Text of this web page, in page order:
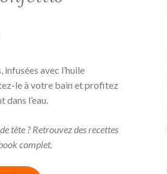
avec l’huile
le à votre bain et profitez
l’eau.
tête ? Retrouvez des recettes
complet.